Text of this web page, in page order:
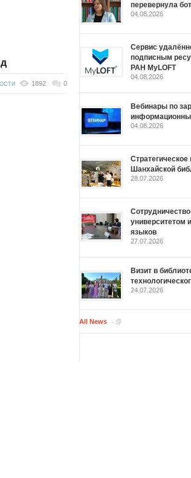
1892 0
перевернула
04.08.2026
Сервис
подписным
РАН MyLOFT
04.08.2026
Вебинары по
04.08.2026
Стратегическое
Шанхайской
28.07.2026
университетом
языков
27.07.2026
Визит в
24.07.2026
All News